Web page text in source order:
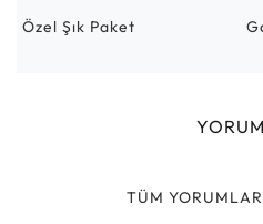
Özel Şık Paket
TÜM YORUMLAR